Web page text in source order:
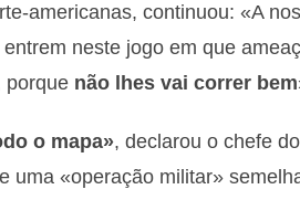
americanas, continuou: «A
neste jogo em que
porque não lhes vai correr bem
o mapa», declarou o chefe
uma «operação militar»